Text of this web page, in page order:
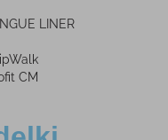
LINER
CM